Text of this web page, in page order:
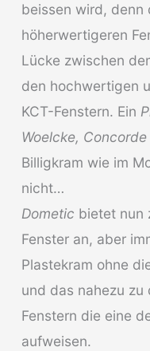
beissen wird, denn
höherwertigeren
Lücke zwischen
den hochwertigen
KCT-Fenstern. Ein
Woelcke, Concorde
Billigkram wie im
nicht…
Dometic bietet nun
Fenster an, aber
Plastekram ohne
und das nahezu zu
Fenstern die eine
aufweisen.